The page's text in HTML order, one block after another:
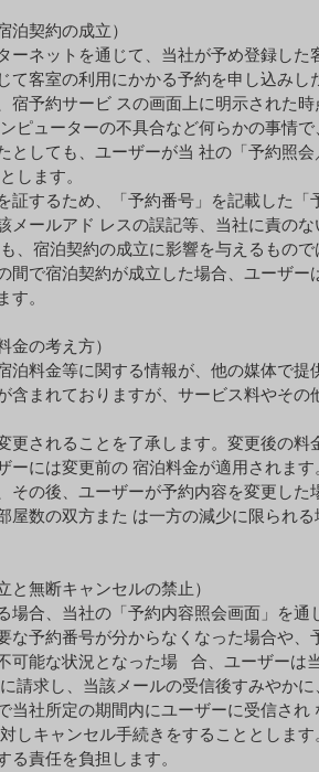
契約の成⽴）
ネットを通じて、当社が予め登録した
て客室の利⽤にかかる予約を申し込み
宿予約サービ スの画⾯上に明⽰された
ピューターの不具合など何らかの事情
としても、ユーザーが当 社の「予約照
します。
証するため、「予約番号」を記載した
メールアド レスの誤記等、当社に責の
、宿泊契約の成⽴に影響を与えるもので
間で宿泊契約が成⽴した場合、ユーザ
す。
⾦の考え⽅）
泊料⾦等に関する情報が、他の媒体で提
含まれておりますが、サービス料やそ
更されることを了承します。変更後の
には変更前の 宿泊料⾦が適⽤されます
その後、ユーザーが予約内容を変更し
屋数の双⽅また は⼀⽅の減少に限られ
無断キャンセルの禁⽌）
場合、当社の「予約内容照会画⾯」を
な予約番号が分からなくなった場合や
可能な状況となった場 合、ユーザーは
請求し、当該メールの受信後すみやか
当社所定の期間内にユーザーに受信さ
しキャンセル⼿続きをすることとしま
責任を負担します。